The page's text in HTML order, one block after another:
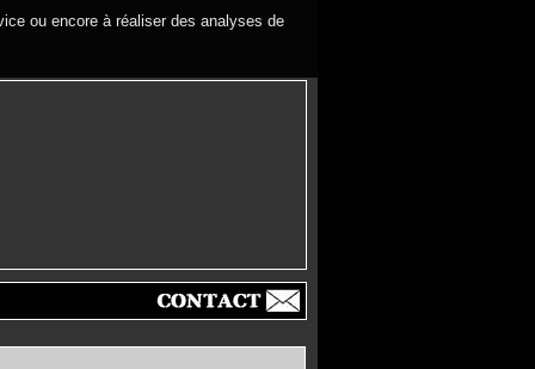
ou encore à réaliser des analyses de